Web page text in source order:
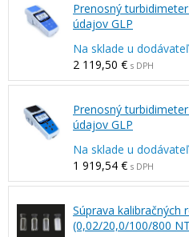
Prenosný
údajov GLP
Na sklade u
2 119,50 € s DPH
Prenosný
údajov GLP
Na sklade u
1 919,54 € s DPH
Súprava
(0,02/20,0/100/800